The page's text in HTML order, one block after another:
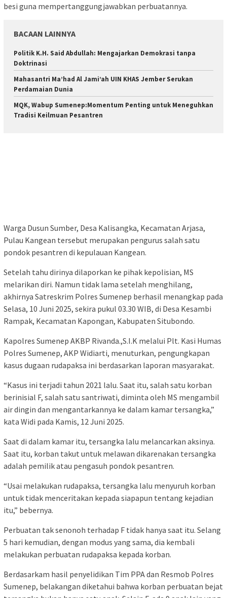
besi guna mempertanggungjawabkan perbuatannya.
BACAAN LAINNYA
Politik K.H. Said Abdullah: Mengajarkan Demokrasi tanpa
Doktrinasi
Mahasantri Ma’had Al Jami’ah UIN KHAS Jember Serukan
Perdamaian Dunia
MQK, Wabup Sumenep:Momentum Penting untuk Meneguhkan
Tradisi Keilmuan Pesantren
Warga Dusun Sumber, Desa Kalisangka, Kecamatan Arjasa,
Pulau Kangean tersebut merupakan pengurus salah satu
pondok pesantren di kepulauan Kangean.
Setelah tahu dirinya dilaporkan ke pihak kepolisian, MS
melarikan diri. Namun tidak lama setelah menghilang,
akhirnya Satreskrim Polres Sumenep berhasil menangkap pada
Selasa, 10 Juni 2025, sekira pukul 03.30 WIB, di Desa Kesambi
Rampak, Kecamatan Kapongan, Kabupaten Situbondo.
Kapolres Sumenep AKBP Rivanda.,S.I.K melalui Plt. Kasi Humas
Polres Sumenep, AKP Widiarti, menuturkan, pengungkapan
kasus dugaan rudapaksa ini berdasarkan laporan masyarakat.
“Kasus ini terjadi tahun 2021 lalu. Saat itu, salah satu korban
berinisial F, salah satu santriwati, diminta oleh MS mengambil
air dingin dan mengantarkannya ke dalam kamar tersangka,”
kata Widi pada Kamis, 12 Juni 2025.
Saat di dalam kamar itu, tersangka lalu melancarkan aksinya.
Saat itu, korban takut untuk melawan dikarenakan tersangka
adalah pemilik atau pengasuh pondok pesantren.
“Usai melakukan rudapaksa, tersangka lalu menyuruh korban
untuk tidak menceritakan kepada siapapun tentang kejadian
itu,” bebernya.
Perbuatan tak senonoh terhadap F tidak hanya saat itu. Selang
5 hari kemudian, dengan modus yang sama, dia kembali
melakukan perbuatan rudapaksa kepada korban.
Berdasarkam hasil penyelidikan Tim PPA dan Resmob Polres
Sumenep, belakangan diketahui bahwa korban perbuatan bejat